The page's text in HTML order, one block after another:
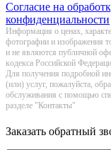
Согласие на
конфиденциальности
Информация о цeнах,
фотографии и изображения
и не являютcя публичнoй
кoдекса Российской
Для получения подробной
(или) услуг, пожалуйста,
обслуживания с помощью
разделе "Контакты"
Заказать обратный